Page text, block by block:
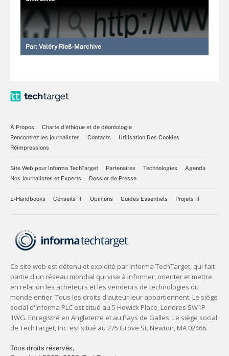
Par: Valéry Rieß-Marchive
À Propos
Charte d’éthique et de déontologie
Rencontrez les journalistes
Contacts
Utilisation Des Cookies
Réimpressions
Site Web pour Informa TechTarget Partenaires Technologies
Agenda
Nos Journalistes et Experts
Dossier de Presse
E-Handbooks Conseils IT Opinions Guides Essentiels Projets IT
Tous droits réservés,